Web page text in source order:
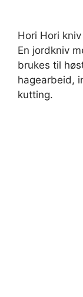
Hori Hori kniv
En jordkniv
brukes til
hagearbeid,
kutting.